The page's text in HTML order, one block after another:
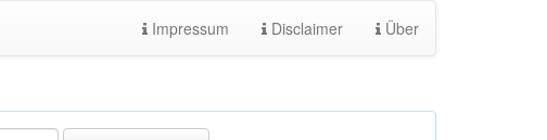
Impressum Disclaimer Über